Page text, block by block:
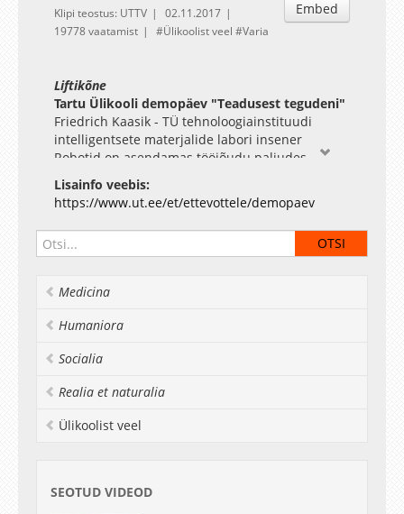
Embed
Klipi teostus: UTTV
02.11.2017
19778 vaatamist
Ülikoolist veel Varia
Liftikõne
Tartu Ülikooli demopäev "Teadusest tegudeni"
Friedrich Kaasik - TÜ tehnoloogiainstituudi
intelligentsete materjalide labori insener
Robotid on asendamas tööjõudu paljudes
eluvaldkondades ning üheks robotite alaliigiks
on pehmed robotid. Need võimaldavad teostada
operatsioone õrnade ja kergesti purunevate
asjadega mida on tänaste robotitega keeruline
või võimatu teostada.
Lisainfo veebis:
https://www.ut.ee/et/ettevottele/demopaev
Medicina
Humaniora
Socialia
Realia et naturalia
Ülikoolist veel
SEOTUD VIDEOD